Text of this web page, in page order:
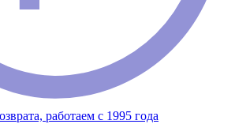
работаем с 1995 года